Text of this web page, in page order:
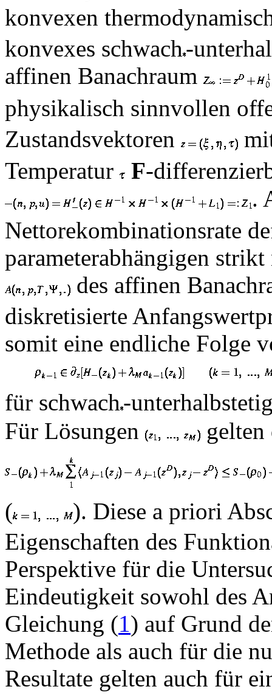
konvexen
konvexes schwach-
affinen Banachraum
physikalisch sinnvollen
Zustandsvektoren
Temperatur
F-
.
Nettorekombinationsrate
parameterabhängigen
des affinen
diskretisierte
somit eine endliche Folge
für schwach-
Für Lösungen
(
). Diese a priori
Eigenschaften des
Perspektive für die
Eindeutigkeit sowohl des
Gleichung (1) auf Grund
Methode als auch für die
Resultate gelten auch für